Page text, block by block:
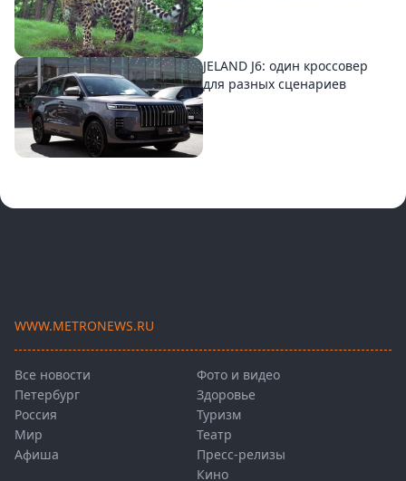
JELAND J6: один кроссовер
для разных сценариев
WWW.METRONEWS.RU
Все новости
Петербург
Россия
Мир
Афиша
Фото и видео
Здоровье
Туризм
Театр
Пресс-релизы
Кино